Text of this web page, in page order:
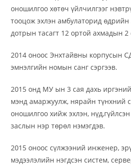
оношилгоо хөтөч үйлчилгээг
тооцож эхлэн амбулаторид
дотрын тасагт 12 ортой ахмадын 2
2014 оноос Энхтайвны корпусын
эмнэлгийн номын санг сэргээв.
2015 онд МУ ын 3 сая дахь
мэнд амаржуулж, нярайн түнхний
оношилгоо хийж эхлэн,
заслын нэр төрөл нэмэгдэв.
2015 оноос сүлжээний инженер,
мэдээлэлийн нэгдсэн систем,